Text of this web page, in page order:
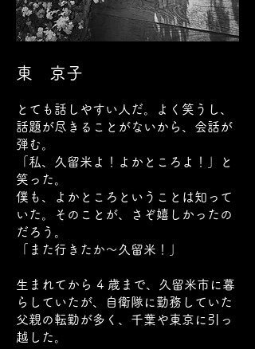
東 京子
とても話しやすい人だ。よく笑うし、
話題が尽きることがないから、会話が
弾む。
「私、久留米よ！よかところよ！」と
笑った。
僕も、よかところということは知って
いた。そのことが、さぞ嬉しかったの
だろう。
「また行きたか〜久留米！」
生まれてから 4 歳まで、久留米市に暮
らしていたが、自衛隊に勤務していた
父親の転勤が多く、千葉や東京に引っ
越した。